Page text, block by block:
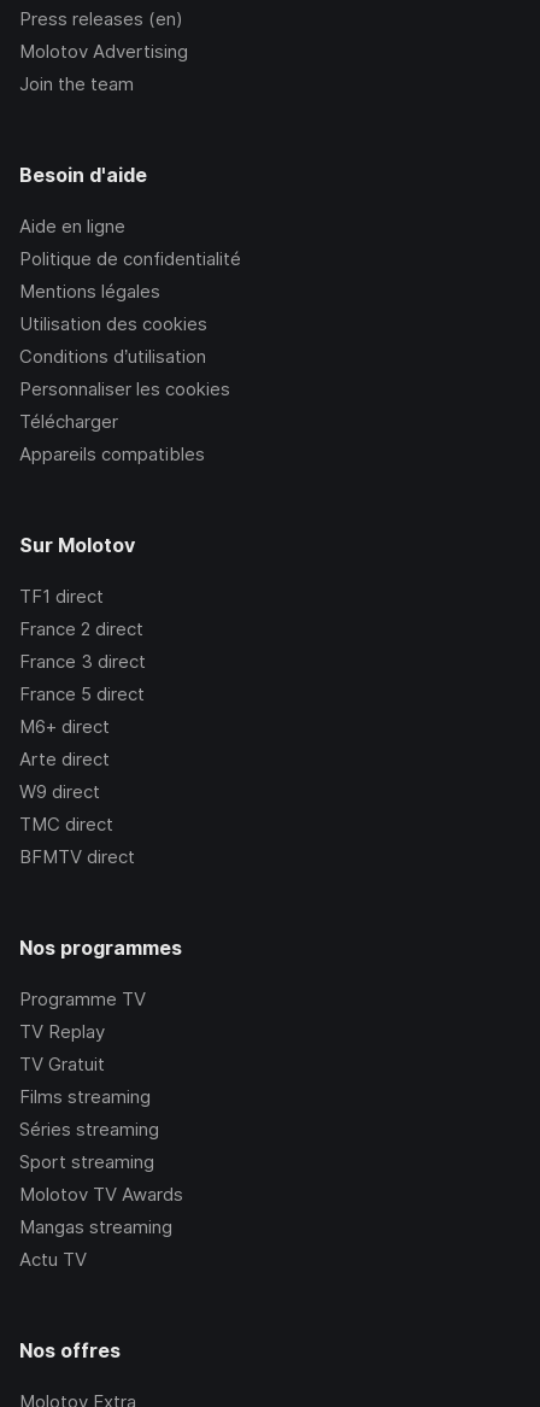
Press releases (en)
Molotov Advertising
Join the team
Besoin d'aide
Aide en ligne
Politique de confidentialité
Mentions légales
Utilisation des cookies
Conditions d’utilisation
Personnaliser les cookies
Télécharger
Appareils compatibles
Sur Molotov
TF1 direct
France 2 direct
France 3 direct
France 5 direct
M6+ direct
Arte direct
W9 direct
TMC direct
BFMTV direct
Nos programmes
Programme TV
TV Replay
TV Gratuit
Films streaming
Séries streaming
Sport streaming
Molotov TV Awards
Mangas streaming
Actu TV
Nos offres
Molotov Extra